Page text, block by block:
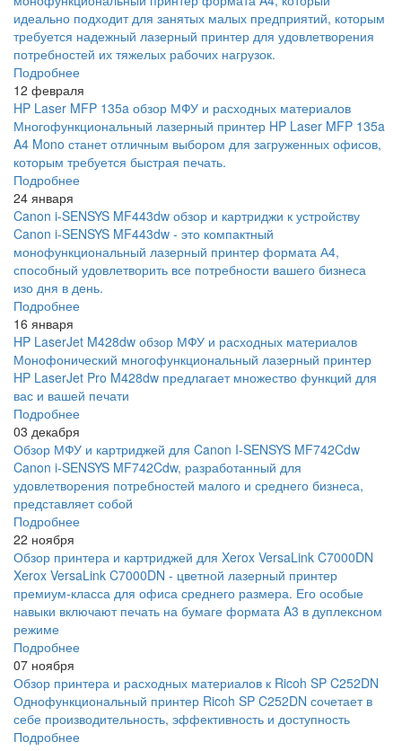
идеально подходит для занятых малых предприятий, которым
требуется надежный лазерный принтер для удовлетворения
потребностей их тяжелых рабочих нагрузок.
Подробнее
12 февраля
HP Laser MFP 135a обзор МФУ и расходных материалов
Многофункциональный лазерный принтер HP Laser MFP 135a
A4 Mono станет отличным выбором для загруженных офисов,
которым требуется быстрая печать.
Подробнее
24 января
Canon i-SENSYS MF443dw обзор и картриджи к устройству
Canon i-SENSYS MF443dw - это компактный
монофункциональный лазерный принтер формата А4,
способный удовлетворить все потребности вашего бизнеса
изо дня в день.
Подробнее
16 января
HP LaserJet M428dw обзор МФУ и расходных материалов
Монофонический многофункциональный лазерный принтер
HP LaserJet Pro M428dw предлагает множество функций для
вас и вашей печати
Подробнее
03 декабря
Обзор МФУ и картриджей для Canon I-SENSYS MF742Cdw
Canon i-SENSYS MF742Cdw, разработанный для
удовлетворения потребностей малого и среднего бизнеса,
представляет собой
Подробнее
22 ноября
Обзор принтера и картриджей для Xerox VersaLink C7000DN
Xerox VersaLink C7000DN - цветной лазерный принтер
премиум-класса для офиса среднего размера. Его особые
навыки включают печать на бумаге формата A3 в дуплексном
режиме
Подробнее
07 ноября
Обзор принтера и расходных материалов к Ricoh SP C252DN
Однофункциональный принтер Ricoh SP C252DN сочетает в
себе производительность, эффективность и доступность
Подробнее